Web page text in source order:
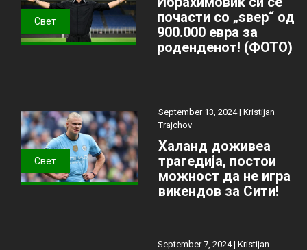
Свет
почасти со „ѕвер“ од
900.000 евра за
роденденот! (ФОТО)
Свет
September 13, 2024 | Kristijan
Trajchov
Халанд доживеа
трагедија, постои
можност да не игра
викендов за Сити!
September 7, 2024 | Kristijan